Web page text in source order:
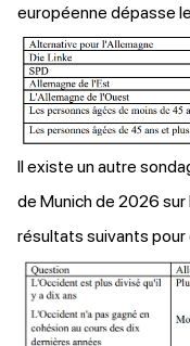
européenne dépasse
Il existe un autre
de Munich de 2026 sur
résultats suivants pour